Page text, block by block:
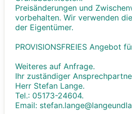
Preisänderungen und
vorbehalten. Wir verwenden
der Eigentümer.
PROVISIONSFREIES Angebot
Weiteres auf Anfrage.
Ihr zuständiger
Herr Stefan Lange.
Tel.: 05173-24604.
Email: